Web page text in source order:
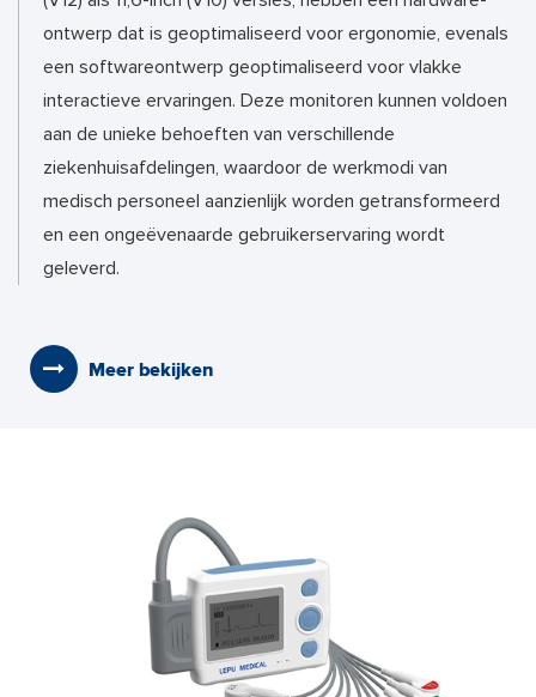
ontwerp dat is geoptimaliseerd voor ergonomie, evenals
een softwareontwerp geoptimaliseerd voor vlakke
interactieve ervaringen. Deze monitoren kunnen voldoen
aan de unieke behoeften van verschillende
ziekenhuisafdelingen, waardoor de werkmodi van
medisch personeel aanzienlijk worden getransformeerd
en een ongeëvenaarde gebruikerservaring wordt
geleverd.
Meer bekijken